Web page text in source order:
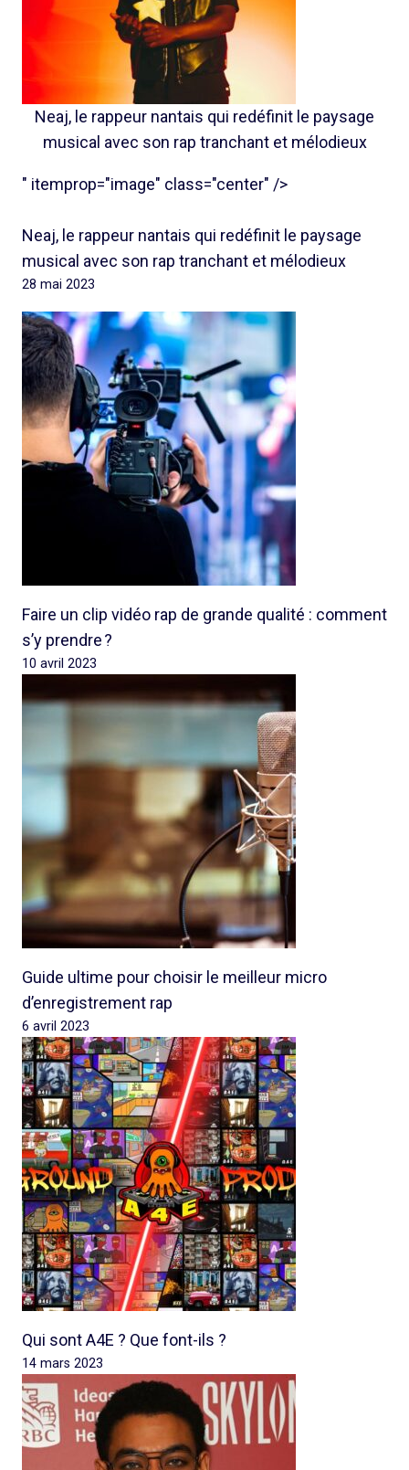
Neaj, le rappeur nantais qui redéfinit le paysage
musical avec son rap tranchant et mélodieux
" itemprop="image" class="center" />
Neaj, le rappeur nantais qui redéfinit le paysage
musical avec son rap tranchant et mélodieux
28 mai 2023
Faire un clip vidéo rap de grande qualité : comment
s’y prendre ?
10 avril 2023
Guide ultime pour choisir le meilleur micro
d’enregistrement rap
6 avril 2023
Qui sont A4E ? Que font-ils ?
14 mars 2023